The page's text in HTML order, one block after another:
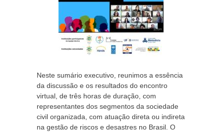
Neste sumário executivo, reunimos a essência
da discussão e os resultados do encontro
virtual, de três horas de duração, com
representantes dos segmentos da sociedade
civil organizada, com atuação direta ou indireta
na gestão de riscos e desastres no Brasil. O